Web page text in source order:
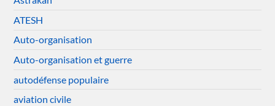
ATESH
Auto-organisation
Auto-organisation et guerre
autodéfense populaire
aviation civile